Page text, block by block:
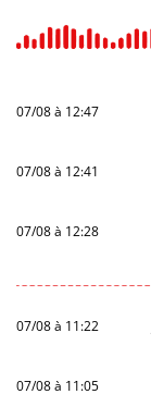
07/08 à 12:47
07/08 à 12:41
07/08 à 12:28
07/08 à 11:22
07/08 à 11:05